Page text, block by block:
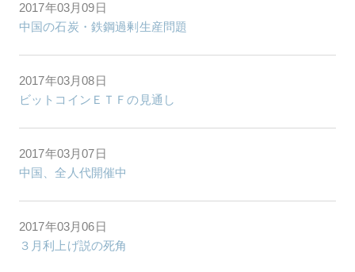
2017年03月09日
中国の石炭・鉄鋼過剰生産問題
2017年03月08日
ビットコインＥＴＦの見通し
2017年03月07日
中国、全人代開催中
2017年03月06日
３月利上げ説の死角